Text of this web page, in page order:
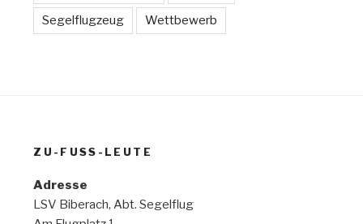
Segelflugzeug Wettbewerb
ZU-FUSS-LEUTE
Adresse
LSV Biberach, Abt. Segelflug